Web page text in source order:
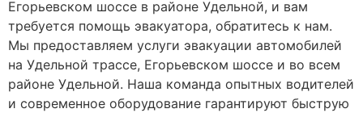
Егорьевском шоссе в районе Удельной, и вам
требуется помощь эвакуатора, обратитесь к нам.
Мы предоставляем услуги эвакуации автомобилей
на Удельной трассе, Егорьевском шоссе и во всем
районе Удельной. Наша команда опытных водителей
и современное оборудование гарантируют быструю